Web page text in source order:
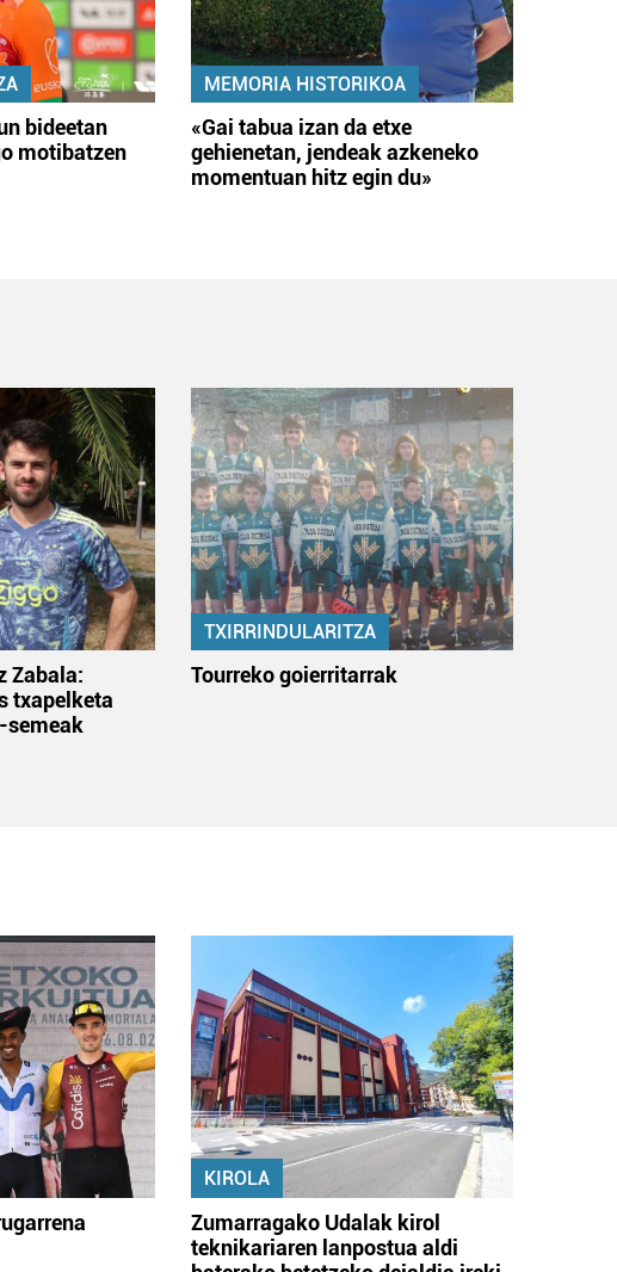
bideetan
motibatzen
MEMORIA HISTORIKOA
«Gai tabua izan da etxe
gehienetan, jendeak azkeneko
momentuan hitz egin du»
Zabala:
txapelketa
semeak
TXIRRINDULARITZA
Tourreko goierritarrak
KIROLA
Zumarragako Udalak kirol
teknikariaren lanpostua aldi